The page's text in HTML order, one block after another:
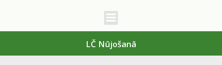
LČ Nūjošanā